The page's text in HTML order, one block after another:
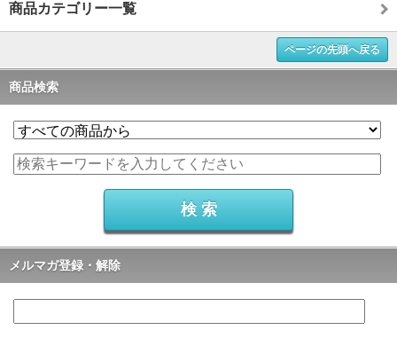
商品カテゴリー一覧
ページの先頭へ戻る
商品検索
メルマガ登録・解除